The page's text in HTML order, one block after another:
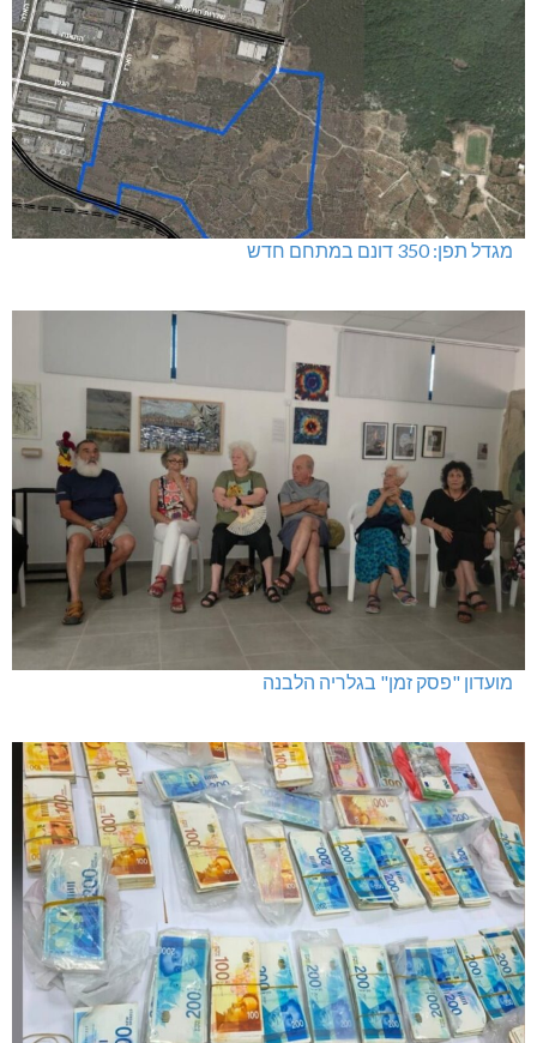
מגדל תפן: 350 דונם במתחם חדש
מועדון "פסק זמן" בגלריה הלבנה